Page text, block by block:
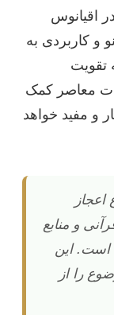
اقیانوس
و کاربردی به
تقویت
معاصر کمک
و مفید خواهد
و منابع
است. این
را از